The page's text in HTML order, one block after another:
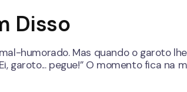
Disso
humorado. Mas quando o garoto lhe
garoto... pegue!” O momento fica na